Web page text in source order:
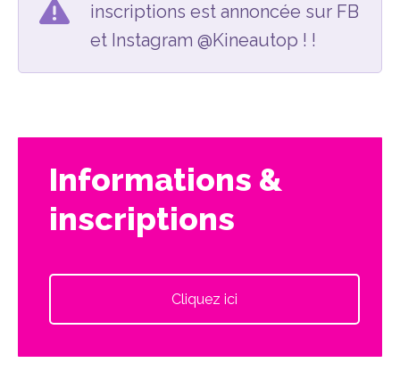
inscriptions est annoncée sur FB
et Instagram @Kineautop ! !
Informations &
inscriptions
Cliquez ici